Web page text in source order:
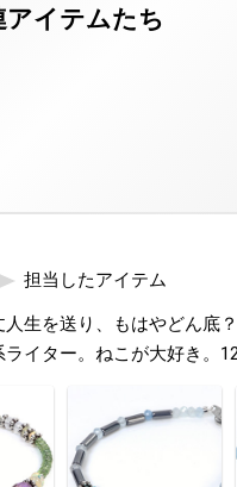
担当したアイテム
人生を送り、もはやどん底
イター。ねこが大好き。